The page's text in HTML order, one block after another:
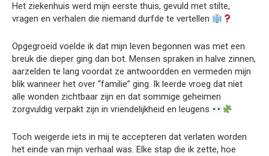
Het ziekenhuis werd mijn eerste thuis, gevuld met stilte,
vragen en verhalen die niemand durfde te vertellen
Opgegroeid voelde ik dat mijn leven begonnen was met een
breuk die dieper ging dan bot. Mensen spraken in halve zinnen,
aarzelden te lang voordat ze antwoordden en vermeden mijn
blik wanneer het over “familie” ging. Ik leerde vroeg dat niet
alle wonden zichtbaar zijn en dat sommige geheimen
zorgvuldig verpakt zijn in vriendelijkheid en leugens
Toch weigerde iets in mij te accepteren dat verlaten worden
het einde van mijn verhaal was. Elke stap die ik zette, hoe